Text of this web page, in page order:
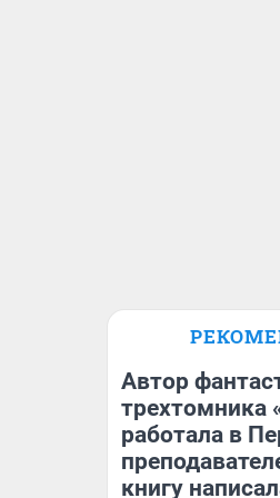
Автор
трехтомника
работала в
книгу